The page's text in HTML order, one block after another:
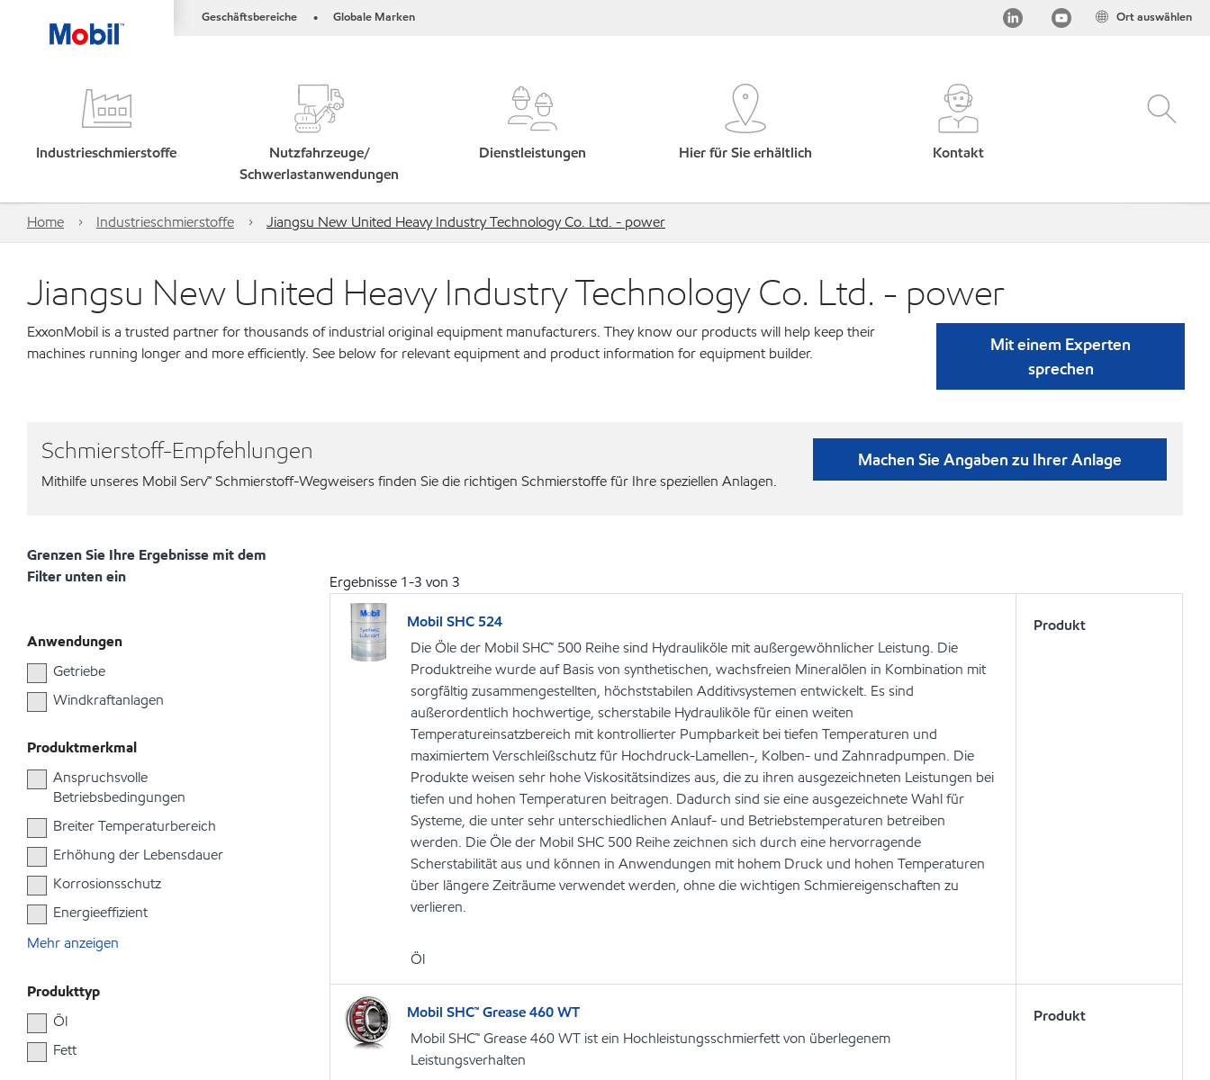
Geschäftsbereiche • Globale Marken Ort auswählen
Industrieschmierstoffe
Nutzfahrzeuge/
Schwerlastanwendungen
Dienstleistungen Hier für Sie erhältlich Kontakt
Home Industrieschmierstoffe Jiangsu New United Heavy Industry Technology Co. Ltd. - power
Jiangsu New United Heavy Industry Technology Co. Ltd. - power
ExxonMobil is a trusted partner for thousands of industrial original equipment manufacturers. They know our products will help keep their
machines running longer and more efficiently. See below for relevant equipment and product information for equipment builder.
Mit einem Experten
sprechen
Schmierstoff-Empfehlungen
Mithilfe unseres Mobil Serv℠ Schmierstoff-Wegweisers finden Sie die richtigen Schmierstoffe für Ihre speziellen Anlagen.
Machen Sie Angaben zu Ihrer Anlage
Grenzen Sie Ihre Ergebnisse mit dem
Filter unten ein
Anwendungen
Getriebe
Windkraftanlagen
Produktmerkmal
Anspruchsvolle
Betriebsbedingungen
Breiter Temperaturbereich
Erhöhung der Lebensdauer
Korrosionsschutz
Energieeffizient
Mehr anzeigen
Produkttyp
Öl
Fett
Ergebnisse 1-3 von 3
Mobil SHC 524
Die Öle der Mobil SHC™ 500 Reihe sind Hydrauliköle mit außergewöhnlicher Leistung. Die
Produktreihe wurde auf Basis von synthetischen, wachsfreien Mineralölen in Kombination mit
sorgfältig zusammengestellten, höchststabilen Additivsystemen entwickelt. Es sind
außerordentlich hochwertige, scherstabile Hydrauliköle für einen weiten
Temperatureinsatzbereich mit kontrollierter Pumpbarkeit bei tiefen Temperaturen und
maximiertem Verschleißschutz für Hochdruck-Lamellen-, Kolben- und Zahnradpumpen. Die
Produkte weisen sehr hohe Viskositätsindizes aus, die zu ihren ausgezeichneten Leistungen bei
tiefen und hohen Temperaturen beitragen. Dadurch sind sie eine ausgezeichnete Wahl für
Systeme, die unter sehr unterschiedlichen Anlauf- und Betriebstemperaturen betreiben
werden. Die Öle der Mobil SHC 500 Reihe zeichnen sich durch eine hervorragende
Scherstabilität aus und können in Anwendungen mit hohem Druck und hohen Temperaturen
über längere Zeiträume verwendet werden, ohne die wichtigen Schmiereigenschaften zu
verlieren.
Öl
Produkt
Mobil SHC™ Grease 460 WT
Mobil SHC™ Grease 460 WT ist ein Hochleistungsschmierfett von überlegenem
Leistungsverhalten
Produkt